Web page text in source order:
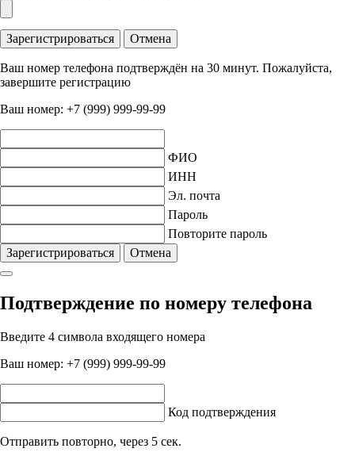
Зарегистрироваться Отмена
Ваш номер телефона подтверждён на 30 минут. Пожалуйста,
завершите регистрацию
Ваш номер: +7 (999) 999-99-99
ФИО
ИНН
Эл. почта
Пароль
Повторите пароль
Зарегистрироваться
Отмена
Подтверждение по номеру телефона
Введите 4 символа входящего номера
Ваш номер: +7 (999) 999-99-99
Код подтверждения
Отправить повторно, через 5 сек.